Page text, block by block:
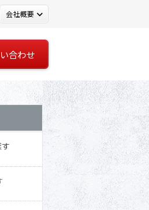
会社概要
合わせ